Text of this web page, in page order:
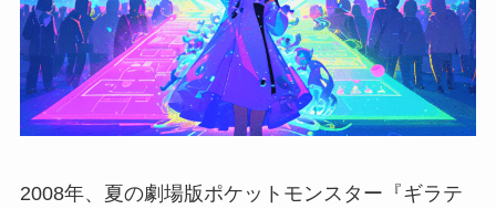
2008年、夏の劇場版ポケットモンスター『ギラテ